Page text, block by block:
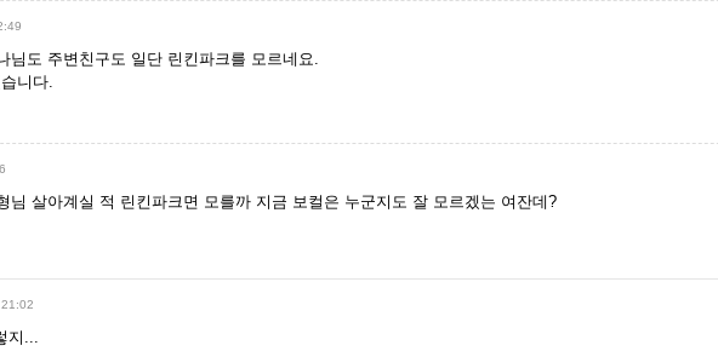
님도 주변친구도 일단 린킨파크를 모르네요.
니다.
님 살아계실 적 린킨파크면 모를까 지금 보컬은 누군지도 잘 모르겠는 여잔데?
지...